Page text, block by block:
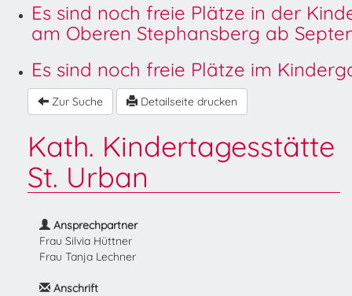
Es sind noch freie Plätze in der
am Oberen Stephansberg ab
Es sind noch freie Plätze im
Zur Suche Detailseite drucken
Kath. Kindertagesstätte
St. Urban
Ansprechpartner
Frau Silvia Hüttner
Frau Tanja Lechner
Anschrift